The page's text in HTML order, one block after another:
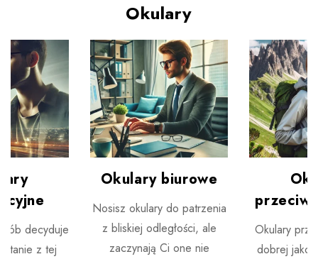
Okulary
decyduje
z tej
Okulary biurowe
Nosisz okulary do patrzenia
z bliskiej odległości, ale
zaczynają Ci one nie
Okulary
dobrej